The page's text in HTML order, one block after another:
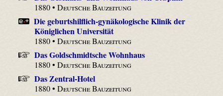
1880 •Deutsche Bauzeitung
Die geburtshilflich-gynäkologische Klinik der
Königlichen Universität
1880 •Deutsche Bauzeitung
Das Goldschmidtsche Wohnhaus
1880 •Deutsche Bauzeitung
Das Zentral-Hotel
1880 •Deutsche Bauzeitung